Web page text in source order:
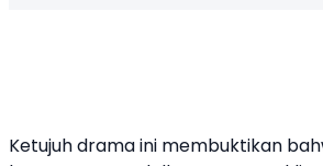
Ketujuh drama ini membuktikan